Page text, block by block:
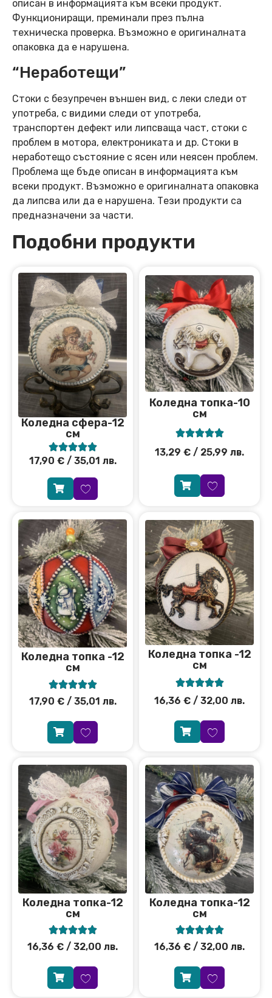
описан в информацията към всеки продукт.
Функциониращи, преминали през пълна
техническа проверка. Възможно е оригиналната
опаковка да е нарушена.
“Неработещи”
Стоки с безупречен външен вид, с леки следи от
употреба, с видими следи от употреба,
транспортен дефект или липсваща част, стоки с
проблем в мотора, електрониката и др. Стоки в
неработещо състояние с ясен или неясен проблем.
Проблема ще бъде описан в информацията към
всеки продукт. Възможно е оригиналната опаковка
да липсва или да е нарушена. Тези продукти са
предназначени за части.
Подобни продукти
Коледна сфера-12
см

17,90 €/ 35,01 лв.
Коледна топка-10
см

13,29 € / 25,99 лв.
Коледна топка -12
см

17,90 €/ 35,01 лв.
Коледна топка -12
см

16,36 € / 32,00 лв.
Коледна топка-12
см

16,36 € / 32,00 лв.
Коледна топка-12
см

16,36 € / 32,00 лв.